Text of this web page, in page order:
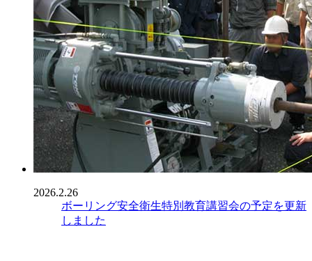
2026.2.26
ボーリング安全衛生特別教育講習会の予定を更新
しました